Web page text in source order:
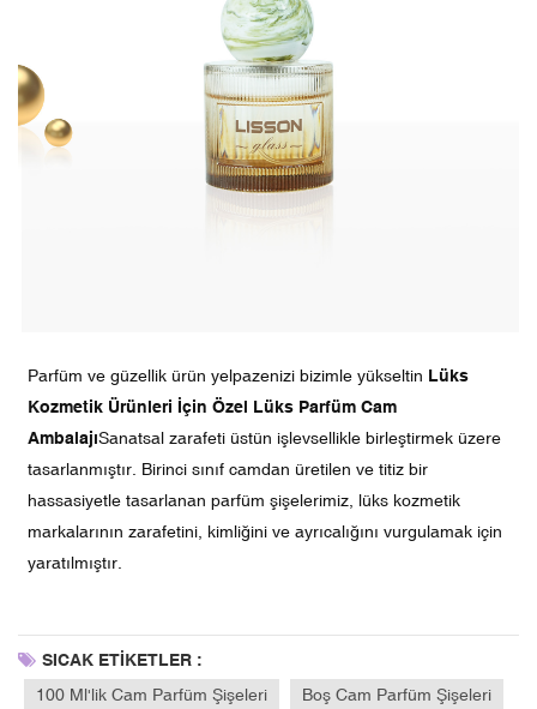
Parfüm ve güzellik ürün yelpazenizi bizimle yükseltin Lüks
Kozmetik Ürünleri İçin Özel Lüks Parfüm Cam
AmbalajıSanatsal zarafeti üstün işlevsellikle birleştirmek üzere
tasarlanmıştır. Birinci sınıf camdan üretilen ve titiz bir
hassasiyetle tasarlanan parfüm şişelerimiz, lüks kozmetik
markalarının zarafetini, kimliğini ve ayrıcalığını vurgulamak için
yaratılmıştır.
SICAK ETİKETLER :
100 Ml'lik Cam Parfüm Şişeleri
Boş Cam Parfüm Şişeleri